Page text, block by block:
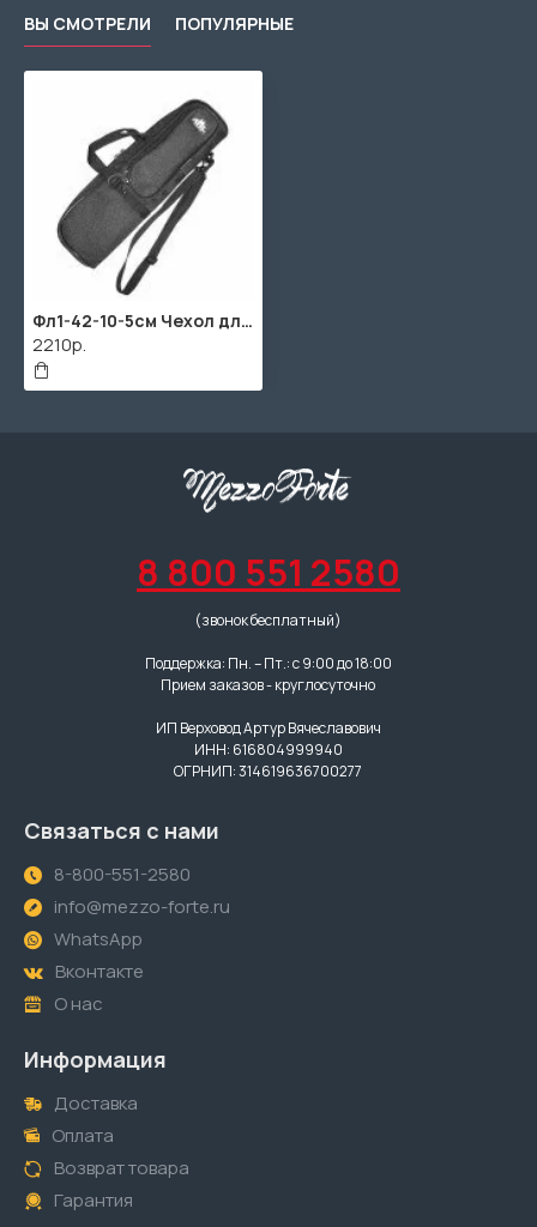
ВЫ СМОТРЕЛИ ПОПУЛЯРНЫЕ
Фл1-42-10-5см Чехол для флейтового футляра АМС
2210р.
8 800 551 2580
(звонок бесплатный)
Поддержка: Пн. – Пт.: с 9:00 до 18:00
Прием заказов - круглосуточно
ИП Верховод Артур Вячеславович
ИНН: 616804999940
ОГРНИП: 314619636700277
Связаться с нами
8-800-551-2580
info@mezzo-forte.ru
WhatsApp
Вконтакте
О нас
Информация
Доставка
Оплата
Возврат товара
Гарантия